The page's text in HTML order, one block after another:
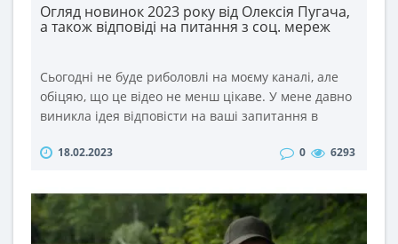
Огляд новинок 2023 року від Олексія Пугача,
а також відповіді на питання з соц. мереж
Сьогодні не буде риболовлі на моєму каналі, але
обіцяю, що це відео не менш цікаве. У мене давно
виникла ідея відповісти на ваші запитання в
дуже багато під кожним відео та в соц. мережах.
відео. ..
18.02.2023 0 6293